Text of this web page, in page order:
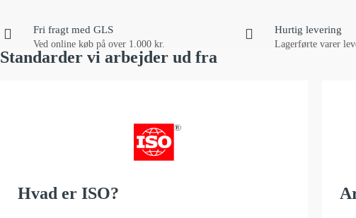
Fri fragt med GLS
Ved online køb på over 1.000 kr.
Hurtig levering
Lagerførte varer
Standarder vi arbejder ud fra
Hvad er ISO?